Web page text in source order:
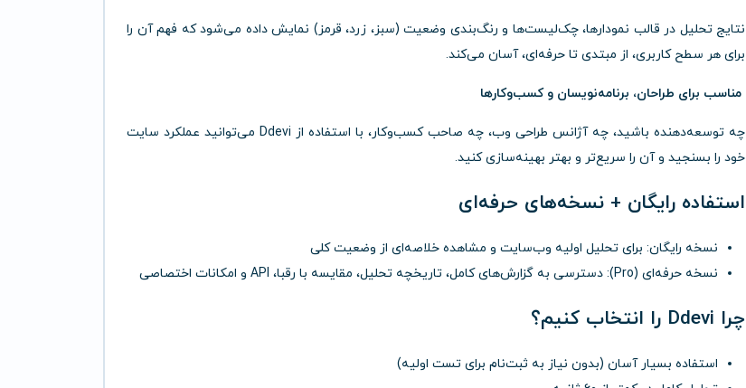
نتایج تحلیل در قالب نمودارها، چک‌لیست‌ها و رنگ‌بندی وضعیت (سبز، زرد، قرمز) نمایش داده می‌شود که فهم آن را
برای هر سطح کاربری، از مبتدی تا حرفه‌ای، آسان می‌کند.
مناسب برای طراحان، برنامه‌نویسان و کسب‌وکارها
چه توسعه‌دهنده باشید، چه آژانس طراحی وب، چه صاحب کسب‌وکار، با استفاده از Ddevi می‌توانید عملکرد سایت
خود را بسنجید و آن را سریع‌تر و بهتر بهینه‌سازی کنید.
استفاده رایگان + نسخه‌های حرفه‌ای
نسخه رایگان: برای تحلیل اولیه وب‌سایت و مشاهده خلاصه‌ای از وضعیت کلی
نسخه حرفه‌ای (Pro): دسترسی به گزارش‌های کامل، تاریخچه تحلیل، مقایسه با رقبا، API و امکانات اختصاصی
چرا Ddevi را انتخاب کنیم؟
استفاده بسیار آسان (بدون نیاز به ثبت‌نام برای تست اولیه)